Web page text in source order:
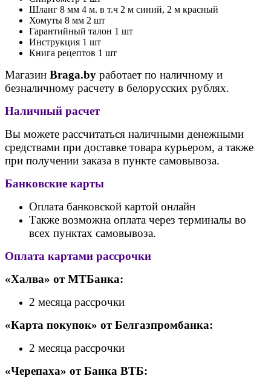
Шланг 8 мм 4 м. в т.ч 2 м синий, 2 м красный
Хомуты 8 мм 2 шт
Гарантийный талон 1 шт
Инструкция 1 шт
Книга рецептов 1 шт
Магазин Braga.by работает по наличному и
безналичному расчету в белорусских рублях.
Наличный расчет
Вы можете рассчитаться наличными денежными
средствами при доставке товара курьером, а также
при получении заказа в пункте самовывоза.
Банковские карты
Оплата банковской картой онлайн
Также возможна оплата через терминалы во
всех пунктах самовывоза.
Оплата картами рассрочки
«Халва» от МТБанка:
2 месяца рассрочки
«Карта покупок» от Белгазпромбанка:
2 месяца рассрочки
«Черепаха» от Банка ВТБ: